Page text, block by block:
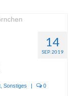
14
SEP. 2019
Sonstiges | 0